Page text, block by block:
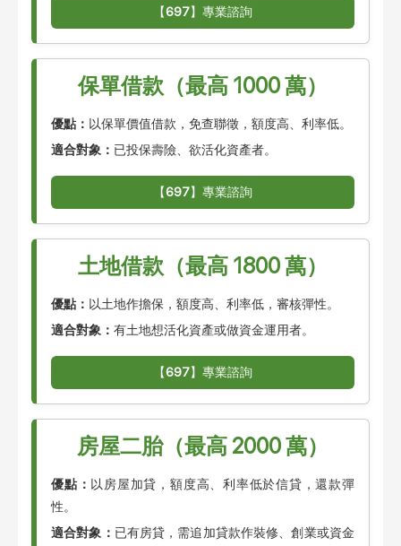
【697】專業諮詢
保單借款（最高 1000 萬）
優點： 以保單價值借款，免查聯徵，額度高、利率低。
適合對象： 已投保壽險、欲活化資產者。
【697】專業諮詢
土地借款（最高 1800 萬）
優點： 以土地作擔保，額度高、利率低，審核彈性。
適合對象： 有土地想活化資產或做資金運用者。
【697】專業諮詢
房屋二胎（最高 2000 萬）
優點： 以房屋加貸，額度高、利率低於信貸，還款彈
性。
適合對象： 已有房貸，需追加貸款作裝修、創業或資金